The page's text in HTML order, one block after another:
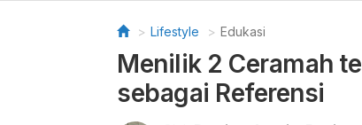
Lifestyle Edukasi
Menilik 2 Ceramah
sebagai Referensi